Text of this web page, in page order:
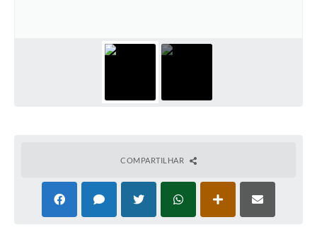
Gasoduto (Gás Natural)
História
COMPARTILHAR